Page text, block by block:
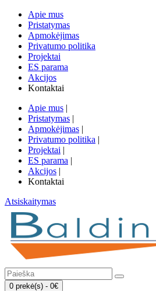
Apie mus
Pristatymas
Apmokėjimas
Privatumo politika
Projektai
ES parama
Akcijos
Kontaktai
Apie mus |
Pristatymas |
Apmokėjimas |
Privatumo politika |
Projektai |
ES parama |
Akcijos |
Kontaktai
Atsiskaitymas
0 prekė(s) - 0€